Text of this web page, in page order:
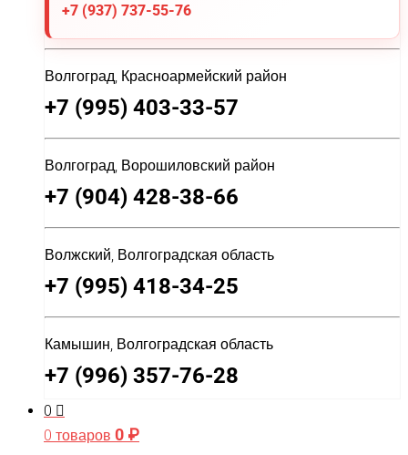
+7 (937) 737-55-76
Волгоград, Красноармейский район
+7 (995) 403-33-57
Волгоград, Ворошиловский район
+7 (904) 428-38-66
Волжский, Волгоградская область
+7 (995) 418-34-25
Камышин, Волгоградская область
+7 (996) 357-76-28
0
0 товаров 0 ₽